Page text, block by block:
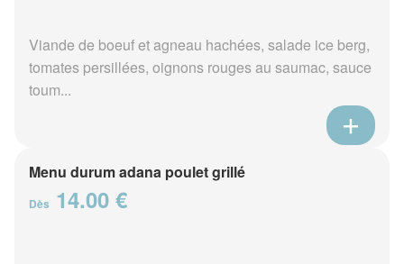
Viande de boeuf et agneau hachées, salade ice berg,
tomates persillées, oignons rouges au saumac, sauce
toum...
Menu durum adana poulet grillé
Dès 14.00 €